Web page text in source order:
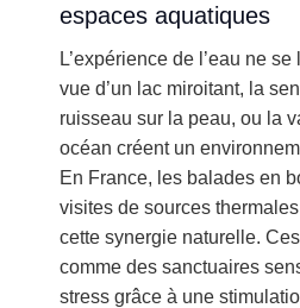
espaces aquatiques
L’expérience de l’eau ne
vue d’un lac miroitant, la
ruisseau sur la peau, ou la
océan créent un
En France, les balades en
visites de sources
cette synergie naturelle.
comme des sanctuaires
stress grâce à une